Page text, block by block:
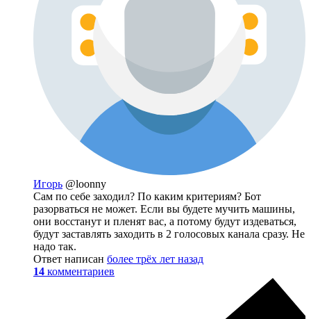
Игорь @loonny
Сам по себе заходил? По каким критериям? Бот
разорваться не может. Если вы будете мучить машины,
они восстанут и пленят вас, а потому будут издеваться,
будут заставлять заходить в 2 голосовых канала сразу. Не
надо так.
Ответ написан более трёх лет назад
14 комментариев